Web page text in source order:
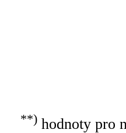
**)hodnoty pro